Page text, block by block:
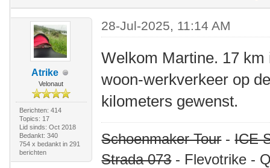
Atrike
Velonaut
Berichten: 414
Topics: 17
Lid sinds: Oct 2018
Bedankt: 340
754 x bedankt in 291
berichten
28-Jul-2025, 11:14 AM
Welkom Martine. 17
woon-werkverkeer op
kilometers gewenst.
Schoenmaker Tour-ICE
Strada 073- Flevotrike -